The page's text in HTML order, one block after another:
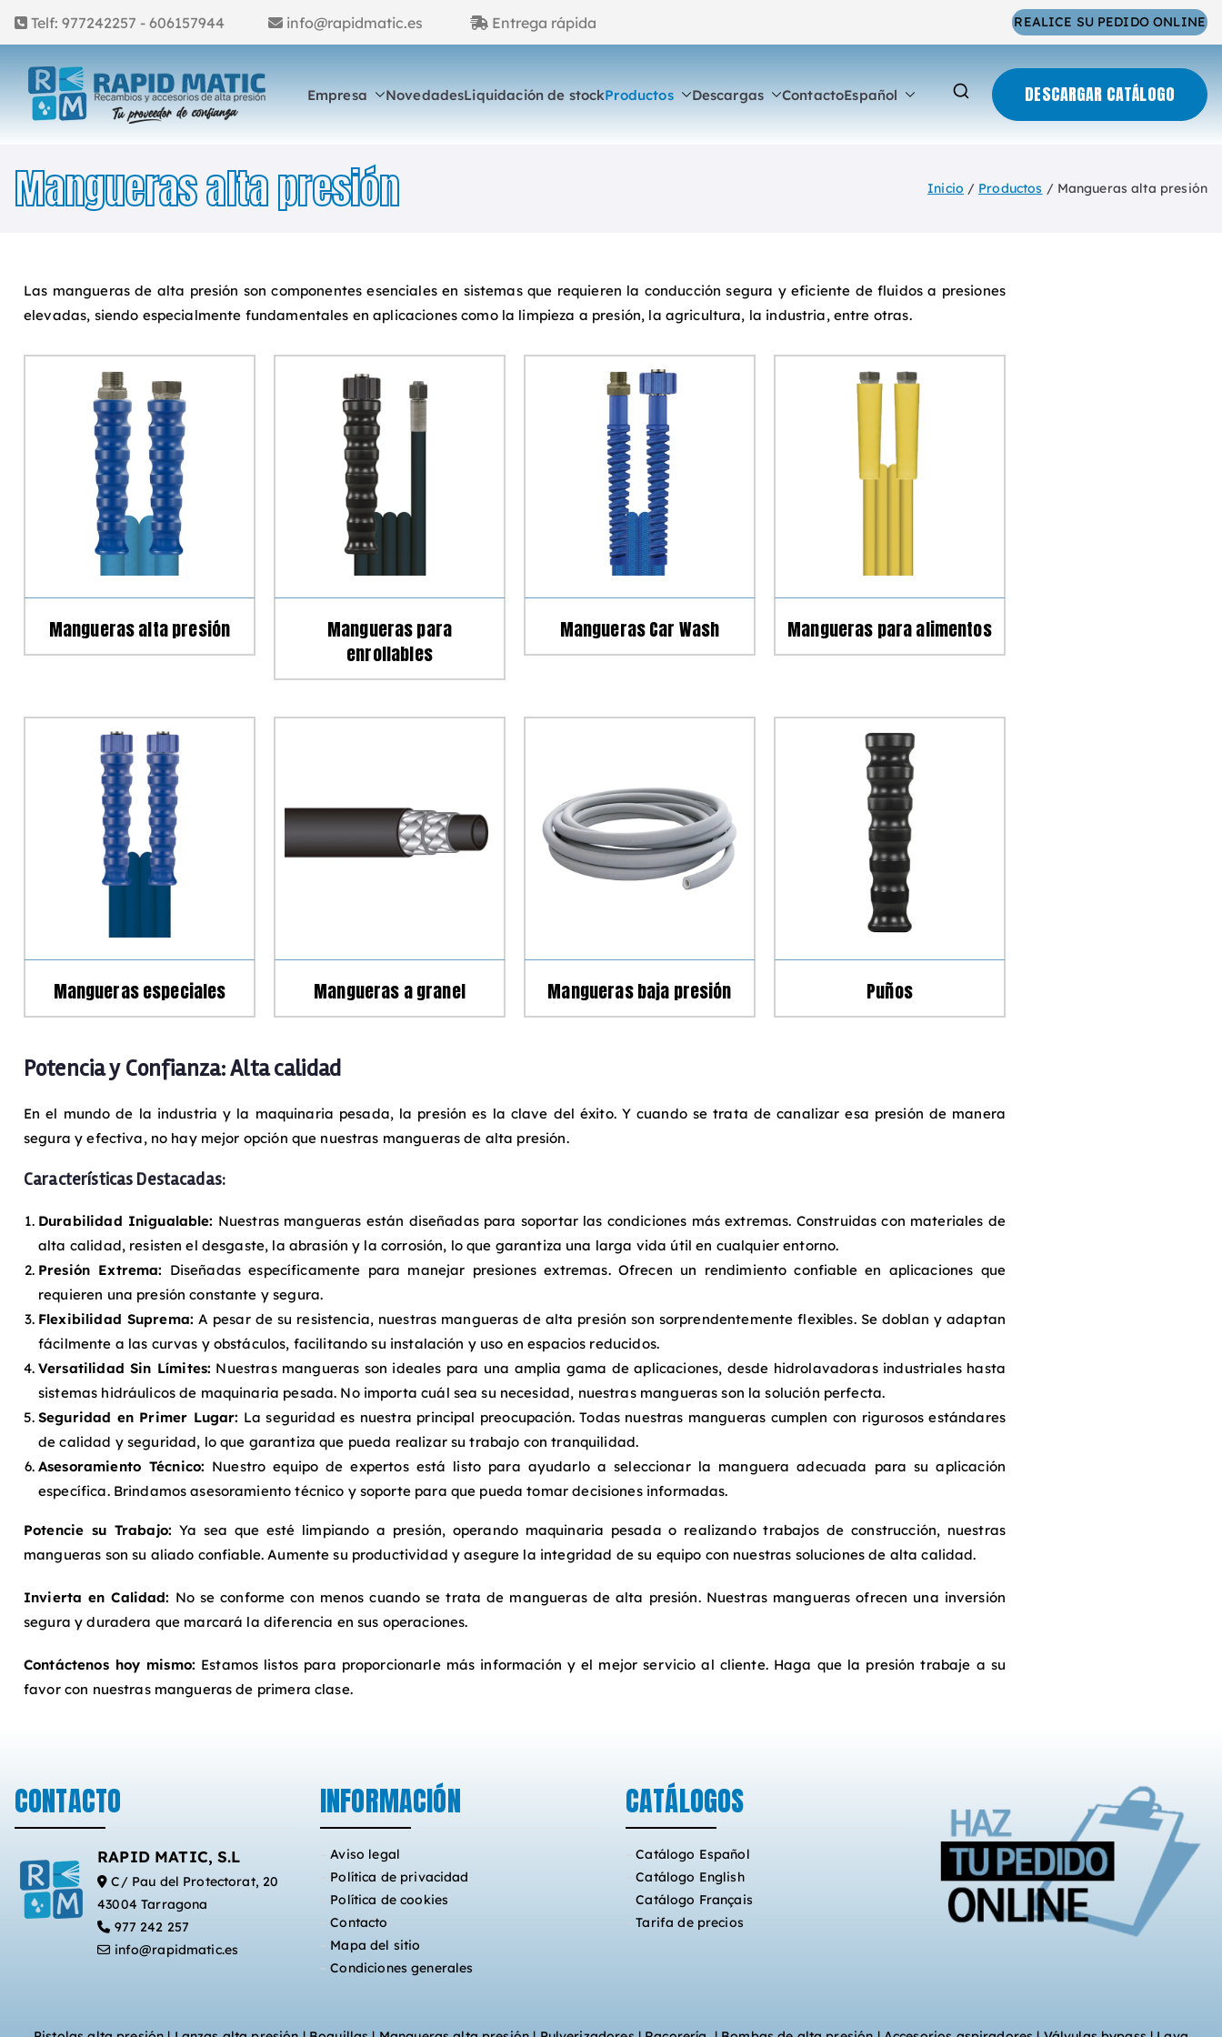
Telf: 977242257 - 606157944 info@rapidmatic.es Entrega rápida REALICE SU PEDIDO ONLINE
Rapid Matic
Accesorios, recambios y componentes de alta presión
Empresa NovedadesLiquidación de stockProductos Descargas ContactoEspañol DESCARGAR CATÁLOGO
Mangueras alta presión Inicio Productos Mangueras alta presión
Las mangueras de alta presión son componentes esenciales en sistemas que requieren la conducción segura y eficiente de fluidos a presiones
elevadas, siendo especialmente fundamentales en aplicaciones como la limpieza a presión, la agricultura, la industria, entre otras.
Mangueras alta presión
Mangueras para
enrollables
Mangueras Car Wash Mangueras para alimentos
Mangueras especiales Mangueras a granel Mangueras baja presión Puños
Potencia y Confianza: Alta calidad
En el mundo de la industria y la maquinaria pesada, la presión es la clave del éxito. Y cuando se trata de canalizar esa presión de manera
segura y efectiva, no hay mejor opción que nuestras mangueras de alta presión.
Características Destacadas:
Durabilidad Inigualable: Nuestras mangueras están diseñadas para soportar las condiciones más extremas. Construidas con materiales de
alta calidad, resisten el desgaste, la abrasión y la corrosión, lo que garantiza una larga vida útil en cualquier entorno.
Presión Extrema: Diseñadas específicamente para manejar presiones extremas. Ofrecen un rendimiento confiable en aplicaciones que
requieren una presión constante y segura.
Flexibilidad Suprema: A pesar de su resistencia, nuestras mangueras de alta presión son sorprendentemente flexibles. Se doblan y adaptan
fácilmente a las curvas y obstáculos, facilitando su instalación y uso en espacios reducidos.
Versatilidad Sin Límites: Nuestras mangueras son ideales para una amplia gama de aplicaciones, desde hidrolavadoras industriales hasta
sistemas hidráulicos de maquinaria pesada. No importa cuál sea su necesidad, nuestras mangueras son la solución perfecta.
Seguridad en Primer Lugar: La seguridad es nuestra principal preocupación. Todas nuestras mangueras cumplen con rigurosos estándares
de calidad y seguridad, lo que garantiza que pueda realizar su trabajo con tranquilidad.
Asesoramiento Técnico: Nuestro equipo de expertos está listo para ayudarlo a seleccionar la manguera adecuada para su aplicación
específica. Brindamos asesoramiento técnico y soporte para que pueda tomar decisiones informadas.
Potencie su Trabajo: Ya sea que esté limpiando a presión, operando maquinaria pesada o realizando trabajos de construcción, nuestras
mangueras son su aliado confiable. Aumente su productividad y asegure la integridad de su equipo con nuestras soluciones de alta calidad.
Invierta en Calidad: No se conforme con menos cuando se trata de mangueras de alta presión. Nuestras mangueras ofrecen una inversión
segura y duradera que marcará la diferencia en sus operaciones.
Contáctenos hoy mismo: Estamos listos para proporcionarle más información y el mejor servicio al cliente. Haga que la presión trabaje a su
favor con nuestras mangueras de primera clase.
CONTACTO
RAPID MATIC, S.L
C/ Pau del Protectorat, 20
43004 Tarragona
977 242 257
info@rapidmatic.es
INFORMACIÓN
–Aviso legal
Política de privacidad
Política de cookies
–Contacto
Mapa del sitio
–Condiciones generales
CATÁLOGOS
–Catálogo Español
–Catálogo English
–Catálogo Français
–Tarifa de precios